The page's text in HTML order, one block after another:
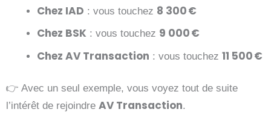
Chez IAD : vous touchez 8 300 €
Chez BSK : vous touchez 9 000 €
Chez AV Transaction : vous touchez 11 500 €
👉 Avec un seul exemple, vous voyez tout de suite
l’intérêt de rejoindre AV Transaction.